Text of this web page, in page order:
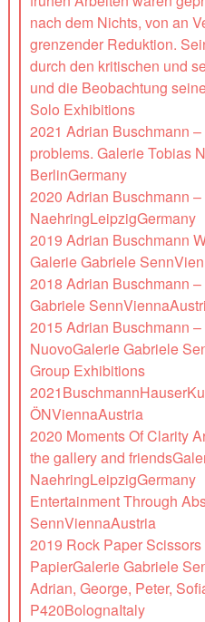
nach dem Nichts, von an
grenzender Reduktion.
durch den kritischen und
und die Beobachtung
Solo Exhibitions
2021 Adrian Buschmann –
problems. Galerie Tobias
BerlinGermany
2020 Adrian Buschmann
NaehringLeipzigGermany
2019 Adrian Buschmann
Galerie Gabriele
2018 Adrian Buschmann
Gabriele
2015 Adrian Buschmann
NuovoGalerie Gabriele
Group Exhibitions
ÖNViennaAustria
2020 Moments Of Clarity
the gallery and
NaehringLeipzigGermany
Entertainment Through
SennViennaAustria
2019 Rock Paper
PapierGalerie Gabriele
Adrian, George, Peter,
P420BolognaItaly